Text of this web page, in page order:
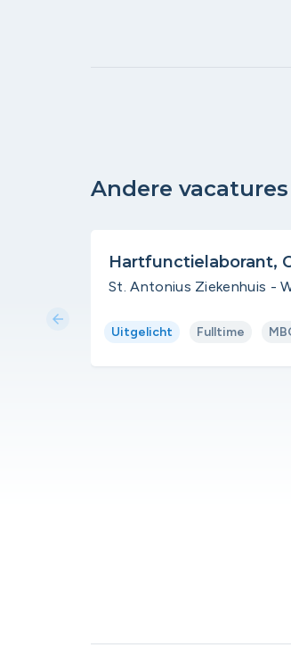
Andere
Hartfunctielaborant,
St. Antonius Ziekenhuis -
Uitgelicht Fulltime
arrow_back